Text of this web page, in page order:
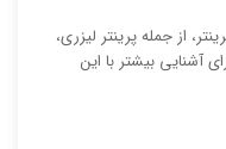
از جمله پرینتر لیزری،
آشنایی بیشتر با این